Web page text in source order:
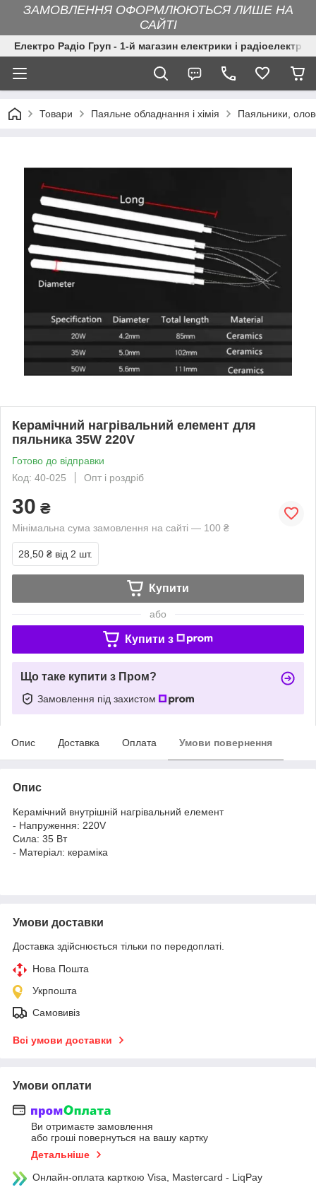
ЗАМОВЛЕННЯ ОФОРМЛЮЮТЬСЯ ЛИШЕ НА
САЙТІ
Електро Радіо Груп - 1-й магазин електрики і
Товари Паяльне обладнання і хімія Паяльники,
Керамічний нагрівальний елемент для
пяльника 35W 220V
Готово до відправки
Код: 40-025
Опт і роздріб
30 ₴
Мінімальна сума замовлення на сайті — 100 ₴
28,50 ₴ від 2 шт.
Купити
або
Купити з
Що таке купити з Пром?
Замовлення під захистом
Опис Доставка Оплата Умови повернення
Опис
Керамічний внутрішній нагрівальний елемент
- Напруження: 220V
Сила: 35 Вт
- Матеріал: кераміка
Умови доставки
Доставка здійснюється тільки по передоплаті.
Нова Пошта
Укрпошта
Самовивіз
Всі умови доставки
Умови оплати
Ви отримаєте замовлення
або гроші повернуться на вашу картку
Детальніше
Онлайн-оплата карткою Visa, Mastercard - LiqPay